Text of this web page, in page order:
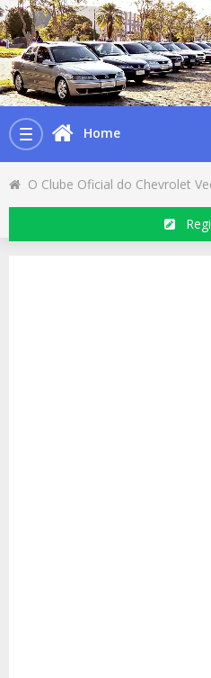
Toggle
navigation
Home
O Clube Oficial do Chevrolet